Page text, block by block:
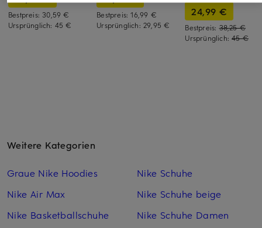
Bestpreis:30,59 €
Ursprünglich: 45 €
Bestpreis:16,99 €
Ursprünglich: 29,95 €
24,99 €
Bestpreis:38,25 €
Ursprünglich:45 €
Weitere Kategorien
Graue Nike Hoodies
Nike Air Max
Nike Basketballschuhe
Nike Schuhe
Nike Schuhe beige
Nike Schuhe Damen